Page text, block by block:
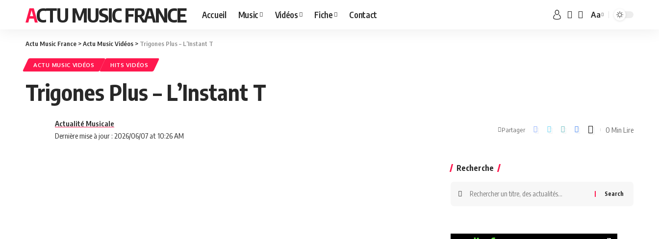
ACTU MUSIC FRANCE Accueil Music Vidéos Fiche Contact Aa
Actu Music France >Actu Music Vidéos > Trigones Plus – L’Instant T
ACTU MUSIC VIDÉOS HITS VIDÉOS
Trigones Plus – L’Instant T
Dernière mise à jour : 2026/06/07 at 10:26 AM
Actualité Musicale
Partager 0 Min Lire
Recherche